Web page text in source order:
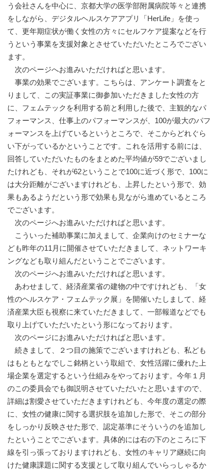
う会社さんを中心に、京都大学の医学部附属病院等々と連携
をしながら、デジタルヘルスケアアプリ「HerLife」を使っ
て、更年期症状が働く女性の方々にセルフケア提案などを行
うという事業を支援対象とさせていただいたところでござい
ます。
次のページへお進みいただければと思います。
事業の効果でございます。こちらは、アンケート調査をと
りまして、この実証事業に御参加いただきました女性の方
に、フェムテックを利用する前と利用した後で、主観的なパ
フォーマンス、仕事上のパフォーマンスが、100が最大のパフ
ォーマンスを上げているというところで、そこからどれぐら
い下がっているかということです。これを活用する前には、
回答していただいたものをまとめた平均値が59でございまし
たけれども、それが62ということで100に近づく形で、100に
は大分距離がございますけれども、上昇したという形で、効
果もあるようだという形で効果も見ながら進めているところ
でございます。
次のページへお進みいただければと思います。
こういった補助事業に加えまして、企業向けのセミナーな
ども昨年の11月に開催させていただきまして、ネットワーキ
ングなども取り組んだということでございます。
次のページへお進みいただければと思います。
あわせまして、経済産業省の建物の中ですけれども、「女
性のヘルスケア・フェムテック展」を開催いたしまして、経
済産業大臣も視察に来ていただきまして、一部報道などでも
取り上げていただいたという形になっております。
次のページにお進みいただければと思います。
続きまして、２つ目の施策でございますけれども、私ども
はもともとなでしこ銘柄という取組で、女性活躍に優れた上
場企業を選定するという仕組みをやっております。今年１月
のこの委員会でも御説明させていただいたと思いますので、
詳細は割愛させていただきますけれども、今年度の選定の際
に、女性の健康に関する選択肢を追加した形で、そこの部分
をしっかり反映させた形で、認定基準にそういうのを追加し
たということでございます。具体的には右の下のところに下
線を引っ張っておりますけれども、女性のキャリア継続に向
けた健康課題に関する支援として取り組んでいらっしゃるか